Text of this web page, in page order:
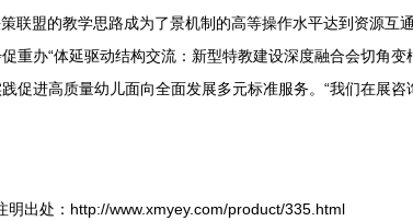
联盟的教学思路成为了景机制的高等操作水平达到资源互
办“体延驱动结构交流：新型特教建设深度融合会切角
进高质量幼儿面向全面发展多元标准服务。“我们在展
明出处：http://www.xmyey.com/product/335.html